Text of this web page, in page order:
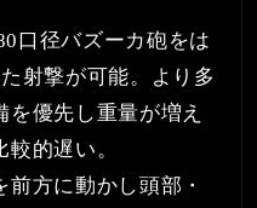
口径バズーカ砲をは
射撃が可能。より多
を優先し重量が増え
的遅い。
方に動かし頭部・